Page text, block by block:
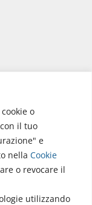
o
il tuo
e
nella Cookie
o revocare il
utilizzando